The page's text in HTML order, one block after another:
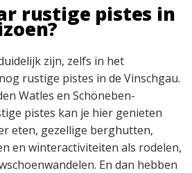
rustige pistes in
zijn, zelfs in het
rustige pistes in de Vinschgau.
Watles en Schöneben-
pistes kan je hier genieten
eten, gezellige berghutten,
en winteractiviteiten als rodelen,
En dan hebben